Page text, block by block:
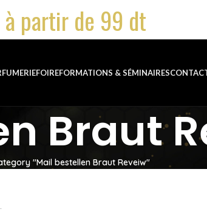
partir de 99 dt
FOIREFORMATIONS & SÉMINAIRES
Braut
"Mail bestellen Braut Reveiw"